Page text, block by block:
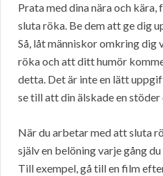
Prata med dina nära och
sluta röka. Be dem att ge dig
Så, låt människor omkring
röka och att ditt humör
detta. Det är inte en lätt
se till att din älskade en stöder
När du arbetar med att sluta
själv en belöning varje gång
Till exempel, gå till en film